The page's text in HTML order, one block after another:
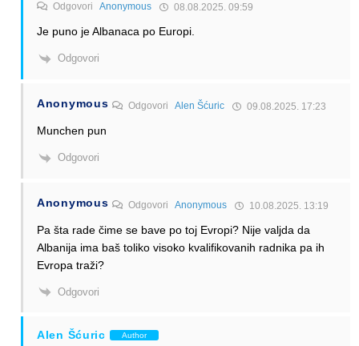
Odgovori Anonymous 08.08.2025. 09:59
Je puno je Albanaca po Europi.
Odgovori
Anonymous OdgovoriAlen Šćuric 09.08.2025. 17:23
Munchen pun
Odgovori
Anonymous OdgovoriAnonymous 10.08.2025. 13:19
Pa šta rade čime se bave po toj Evropi? Nije valjda da
Albanija ima baš toliko visoko kvalifikovanih radnika pa ih
Evropa traži?
Odgovori
Alen Šćuric Author